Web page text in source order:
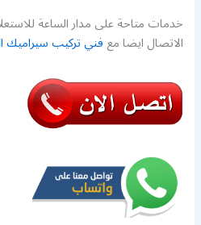
خدمات متاحة على مدار الساعة
الاتصال ايضا معفني تركيب سيراميك